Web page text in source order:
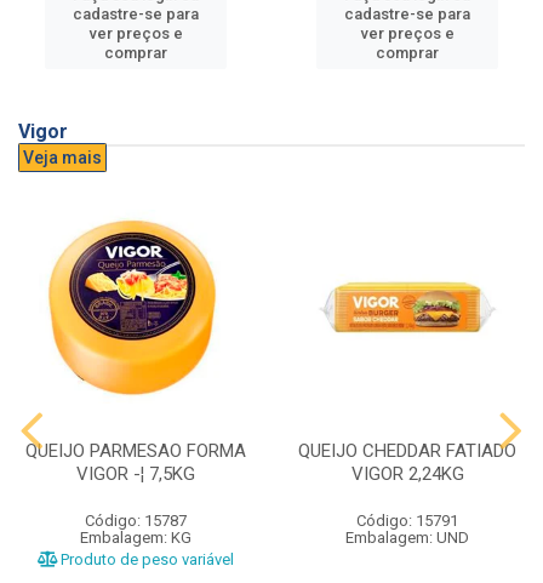
cadastre-se para
ver preços e
comprar
cadastre-se para
ver preços e
comprar
Vigor
Veja mais
QUEIJO PARMESAO FORMA
VIGOR -¦ 7,5KG
Código: 15787
Embalagem: KG
Produto de peso variável
QUEIJO CHEDDAR FATIADO
VIGOR 2,24KG
Código: 15791
Embalagem: UND